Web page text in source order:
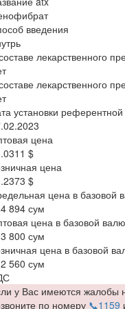
введения
лекарственного
лекарственного
установки
цена
$
цена
$
цена в базовой
894 сум
цена в базовой
800 сум
цена в базовой
560 сум
у Вас имеются жалобы
по номеру 📞1159